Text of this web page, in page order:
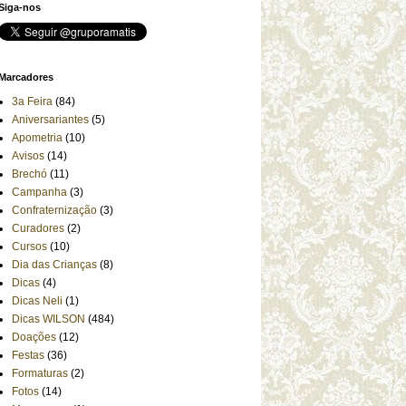
nos
3a Feira (84)
Aniversariantes (5)
Apometria (10)
Avisos (14)
Brechó (11)
Campanha (3)
Confraternização (3)
Curadores (2)
Cursos (10)
Dia das Crianças (8)
Dicas (4)
Dicas Neli (1)
Dicas WILSON (484)
Doações (12)
Festas (36)
Formaturas (2)
Fotos (14)